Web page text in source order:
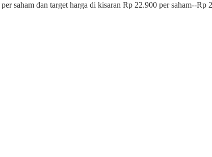
saham dan target harga di kisaran Rp 22.900 per saham--Rp